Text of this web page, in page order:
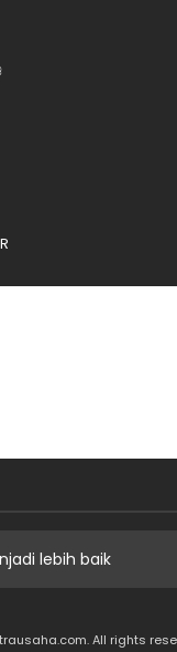
lebih baik
All rights